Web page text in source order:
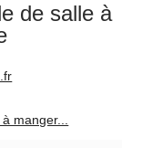
de salle à
manger...